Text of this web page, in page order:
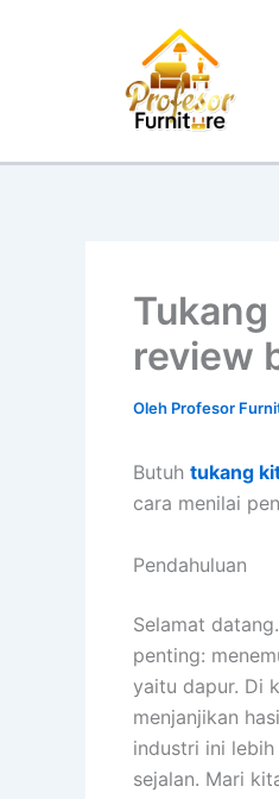
review
Oleh Profesor
Butuh tukang
cara menilai
Pendahuluan
Selamat
penting:
yaitu dapur. Di
menjanjikan
industri ini
sejalan. Mari